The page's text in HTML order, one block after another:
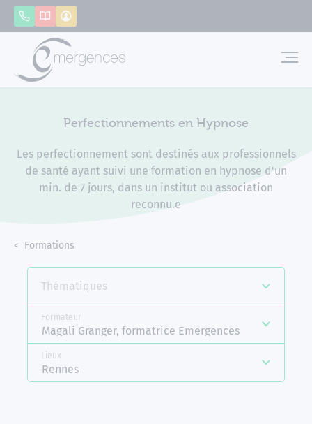
AppelerCatalogue
Perfectionnements en Hypnose
Les perfectionnement sont destinés aux professionnels
de santé ayant suivi une formation en hypnose d'un
min. de 7 jours, dans un institut ou association
reconnu.e
Accueil
Formations
Thématiques
Formateur
Magali Granger, formatrice Emergences
Lieux
Rennes
Panneau de gestion des cookies